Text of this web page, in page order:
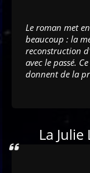
Le roman met
beaucoup : la
reconstruction
avec le passé.
donnent de la
La